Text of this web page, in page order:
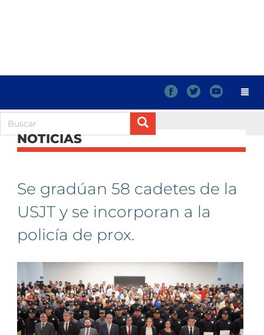
f t y
NOTICIAS
Se gradúan 58 cadetes de la
USJT y se incorporan a la
policía de prox.